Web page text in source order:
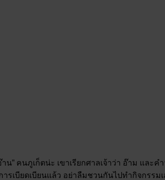
าน” คนภูเก็ตน่ะ เขาเรียกศาลเจ้าว่า อ๊าม แ
รเบียดเบียนแล้ว อย่าลืมชวนกันไปทำกิจกรร